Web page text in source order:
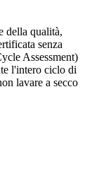
della qualità,
senza
Assessment)
l'intero ciclo di
lavare a secco